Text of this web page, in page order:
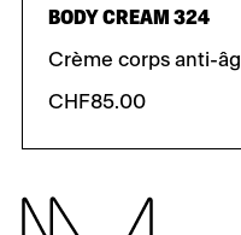
BODY CREAM 324
Crème corps anti-
CHF85.00